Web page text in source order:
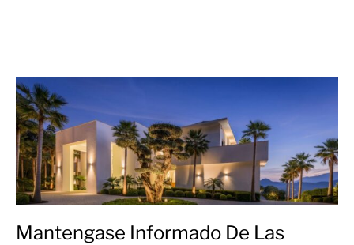
Mantengase Informado De Las